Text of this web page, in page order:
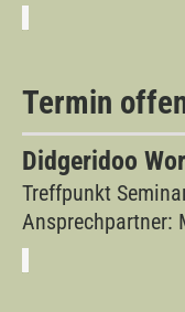
Termin
Didgeridoo
Treffpunkt
Ansprechpartner: